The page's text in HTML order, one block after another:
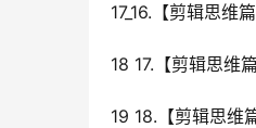
17_16.【剪辑思维
18 17.【剪辑思维
19 18.【剪辑思维